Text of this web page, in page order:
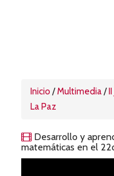
Inicio /Multimedia/
La Paz
Desarrollo y
matemáticas en el